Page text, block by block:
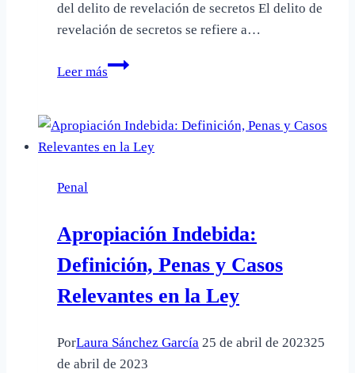
del delito de revelación de secretos El delito de
revelación de secretos se refiere a…
Leer más
Análisis
Penal
Artículo
Revelación
de
Secretos
Penal
Apropiación Indebida:
Definición, Penas y Casos
Relevantes en la Ley
PorLaura Sánchez García 25 de abril de 202325
de abril de 2023